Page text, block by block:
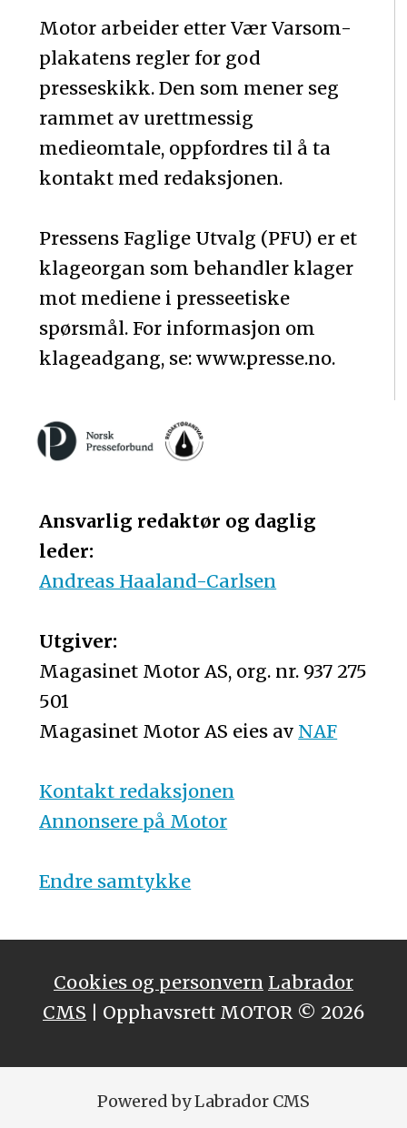
Motor arbeider etter Vær Varsom-
plakatens regler for god
presseskikk. Den som mener seg
rammet av urettmessig
medieomtale, oppfordres til å ta
kontakt med redaksjonen.
Pressens Faglige Utvalg (PFU) er et
klageorgan som behandler klager
mot mediene i presseetiske
spørsmål. For informasjon om
klageadgang, se: www.presse.no.
Ansvarlig redaktør og daglig
leder:
Andreas Haaland-Carlsen
Utgiver:
Magasinet Motor AS, org. nr. 937 275
501
Magasinet Motor AS eies av NAF
Kontakt redaksjonen
Annonsere på Motor
Endre samtykke
Cookies og personvern Labrador
CMS | Opphavsrett MOTOR © 2026
Powered by Labrador CMS